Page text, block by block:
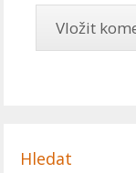
Hledat